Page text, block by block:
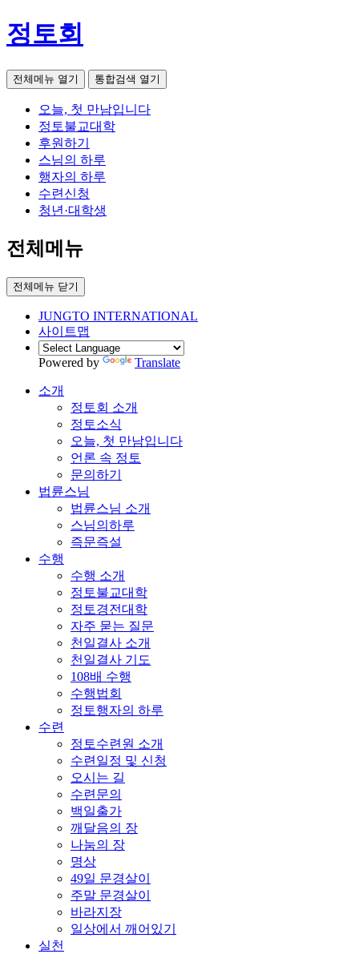
정토회
전체메뉴 열기 통합검색 열기
오늘, 첫 만남입니다
정토불교대학
후원하기
스님의 하루
행자의 하루
수련신청
청년·대학생
전체메뉴
전체메뉴 닫기
JUNGTO INTERNATIONAL
사이트맵
Powered by Translate
소개
정토회 소개
정토소식
오늘, 첫 만남입니다
언론 속 정토
문의하기
법륜스님
법륜스님 소개
스님의하루
즉문즉설
수행
수행 소개
정토불교대학
정토경전대학
자주 묻는 질문
천일결사 소개
천일결사 기도
108배 수행
수행법회
정토행자의 하루
수련
정토수련원 소개
수련일정 및 신청
오시는 길
수련문의
백일출가
깨달음의 장
나눔의 장
명상
49일 문경살이
주말 문경살이
바라지장
일상에서 깨어있기
실천